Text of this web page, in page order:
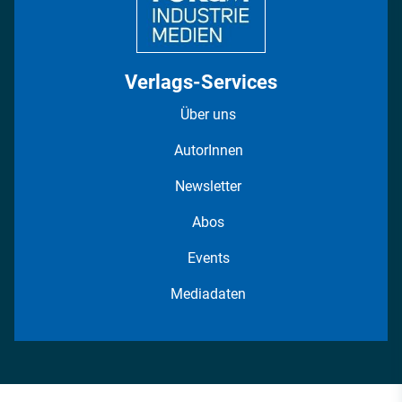
Verlags-Services
Über uns
AutorInnen
Newsletter
Abos
Events
Mediadaten